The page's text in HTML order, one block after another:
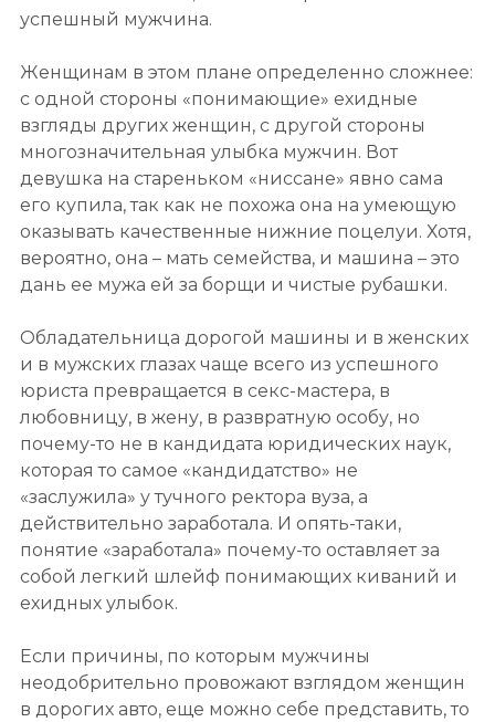
успешный мужчина.
Женщинам в этом плане определенно сложнее:
с одной стороны «понимающие» ехидные
взгляды других женщин, с другой стороны
многозначительная улыбка мужчин. Вот
девушка на стареньком «ниссане» явно сама
его купила, так как не похожа она на умеющую
оказывать качественные нижние поцелуи. Хотя,
вероятно, она – мать семейства, и машина – это
дань ее мужа ей за борщи и чистые рубашки.
Обладательница дорогой машины и в женских
и в мужских глазах чаще всего из успешного
юриста превращается в секс-мастера, в
любовницу, в жену, в развратную особу, но
почему-то не в кандидата юридических наук,
которая то самое «кандидатство» не
«заслужила» у тучного ректора вуза, а
действительно заработала. И опять-таки,
понятие «заработала» почему-то оставляет за
собой легкий шлейф понимающих киваний и
ехидных улыбок.
Если причины, по которым мужчины
неодобрительно провожают взглядом женщин
в дорогих авто, еще можно себе представить, то